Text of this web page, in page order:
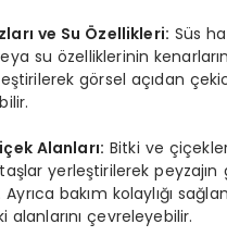
ve Su Özellikleri: Süs
su özelliklerinin
görsel açıdan
Alanları: Bitki ve
yerleştirilerek peyzajın
Ayrıca bakım kolaylığı
alanlarını çevreleyebilir.